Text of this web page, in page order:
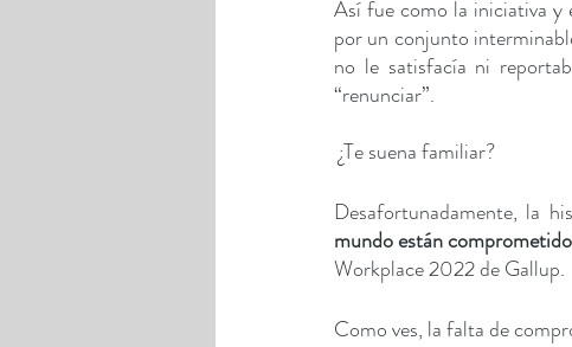
Así fue como la iniciativa y
por un conjunto
no le satisfacía ni
“renunciar”.
¿Te suena familiar?
Desafortunadamente, la
mundo están
Workplace 2022 de Gallup.
Como ves, la falta de